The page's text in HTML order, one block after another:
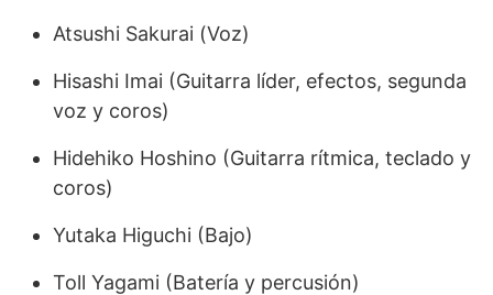
Atsushi Sakurai (Voz)
Hisashi Imai (Guitarra líder, efectos, segunda
voz y coros)
Hidehiko Hoshino (Guitarra rítmica, teclado y
coros)
Yutaka Higuchi (Bajo)
Toll Yagami (Batería y percusión)